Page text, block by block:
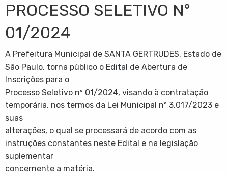
PROCESSO SELETIVO N°
01/2024
A Prefeitura Municipal de SANTA GERTRUDES, Estado de
São Paulo, torna público o Edital de Abertura de
Inscrições para o
Processo Seletivo nº 01/2024, visando à contratação
temporária, nos termos da Lei Municipal nº 3.017/2023 e
suas
alterações, o qual se processará de acordo com as
instruções constantes neste Edital e na legislação
suplementar
concernente a matéria.